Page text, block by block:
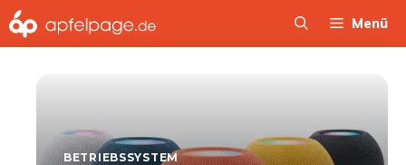
Zum
Inhalt
Menü
BETRIEBSSYSTEM